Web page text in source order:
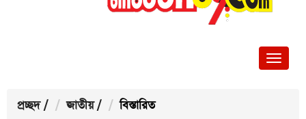
প্রচ্ছদ / জাতীয় / বিস্তারিত